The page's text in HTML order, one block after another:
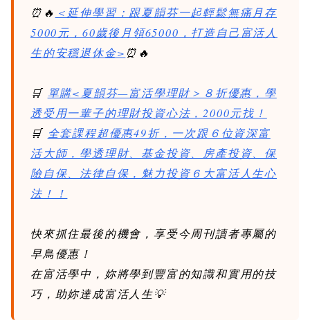
⏰🔥 ＜延伸學習：跟夏韻芬一起輕鬆無痛月存
5000元，60歲後月領65000，打造自己富活人
生的安穩退休金>⏰🔥
🛒 單購<夏韻芬—富活學理財＞８折優惠，學
透受用一輩子的理財投資心法，2000元找！
🛒 全套課程超優惠49折，一次跟６位資深富
活大師，學透理財、基金投資、房產投資、保
險自保、法律自保，魅力投資６大富活人生心
法！！
快來抓住最後的機會，享受今周刊讀者專屬的
早鳥優惠！
在富活學中，妳將學到豐富的知識和實用的技
巧，助妳達成富活人生💡